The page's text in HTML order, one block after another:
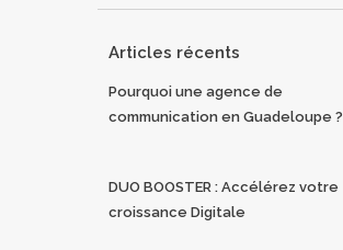
Articles récents
Pourquoi une agence de
communication en Guadeloupe ?
DUO BOOSTER : Accélérez votre
croissance Digitale